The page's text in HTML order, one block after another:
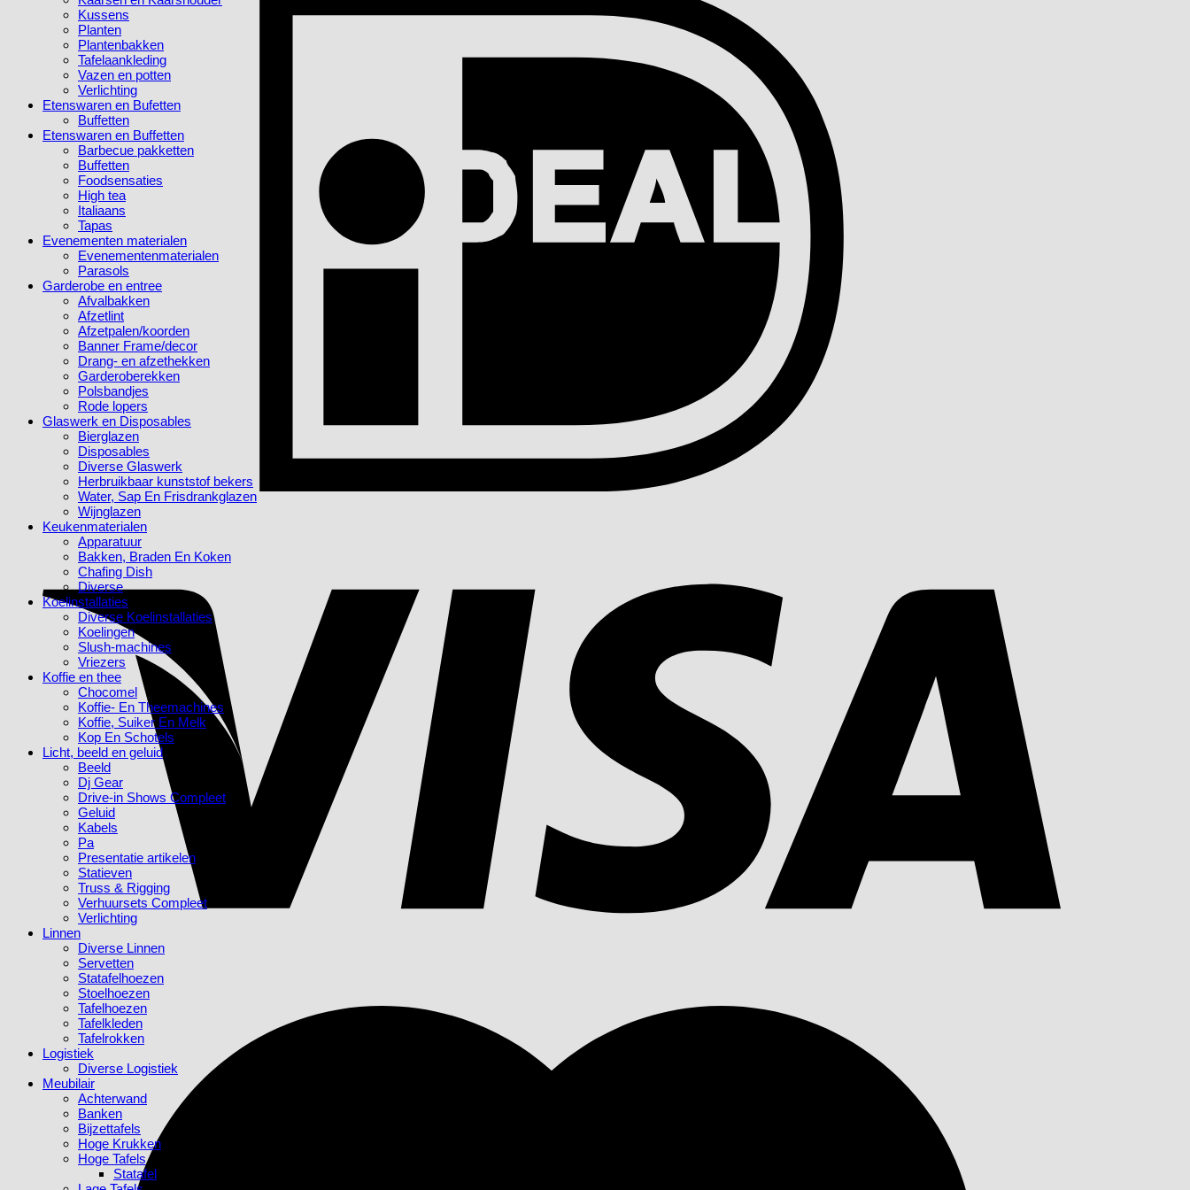
Kussens
Planten
Plantenbakken
Tafelaankleding
Vazen en potten
Verlichting
Etenswaren en Bufetten
Buffetten
Etenswaren en Buffetten
Barbecue pakketten
Buffetten
Foodsensaties
High tea
Italiaans
Tapas
Evenementen materialen
Evenementenmaterialen
Parasols
Garderobe en entree
Afvalbakken
Afzetlint
Afzetpalen/koorden
Banner Frame/decor
Drang- en afzethekken
Garderoberekken
Polsbandjes
Rode lopers
Glaswerk en Disposables
Bierglazen
Disposables
Diverse Glaswerk
Herbruikbaar kunststof bekers
Water, Sap En Frisdrankglazen
Wijnglazen
Keukenmaterialen
Apparatuur
Bakken, Braden En Koken
Chafing Dish
Diverse
Koelinstallaties
Diverse Koelinstallaties
Koelingen
Slush-machines
Vriezers
Koffie en thee
Chocomel
Koffie- En Theemachines
Koffie, Suiker En Melk
Kop En Schotels
Licht, beeld en geluid
Beeld
Dj Gear
Drive-in Shows Compleet
Geluid
Kabels
Pa
Presentatie artikelen
Statieven
Truss & Rigging
Verhuursets Compleet
Verlichting
Linnen
Diverse Linnen
Servetten
Statafelhoezen
Stoelhoezen
Tafelhoezen
Tafelkleden
Tafelrokken
Logistiek
Diverse Logistiek
Meubilair
Achterwand
Banken
Bijzettafels
Hoge Krukken
Hoge Tafels
Statafel